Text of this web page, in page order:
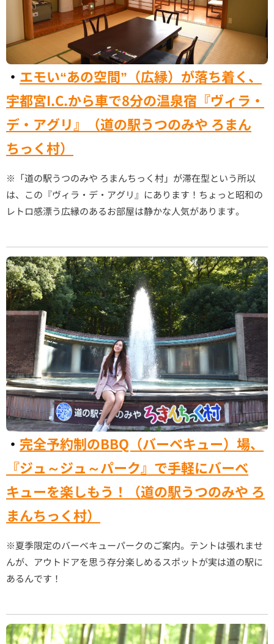
・ エモい“あの空間”（広縁）が落ち着く、
宇都宮I.C.から車で8分の温泉宿『ヴィラ・
デ・アグリ』（道の駅うつのみや ろまん
ちっく村）
※「道の駅うつのみや ろまんちっく村」が滞在型という所以
は、この『ヴィラ・デ・アグリ』にあります！ちょっと昭和の
レトロ感漂う広縁のあるお部屋は静かな人気があります。
・ 完全予約制のBBQ（バーベキュー）場、
『ジュ～ジュ～パーク』で手軽にバーベ
キューを楽しもう！（道の駅うつのみや ろ
まんちっく村）
※夏季限定のバーベキューパークのご案内。テントは張れませ
んが、アウトドアを思う存分楽しめるスポットが実は道の駅に
あるんです！